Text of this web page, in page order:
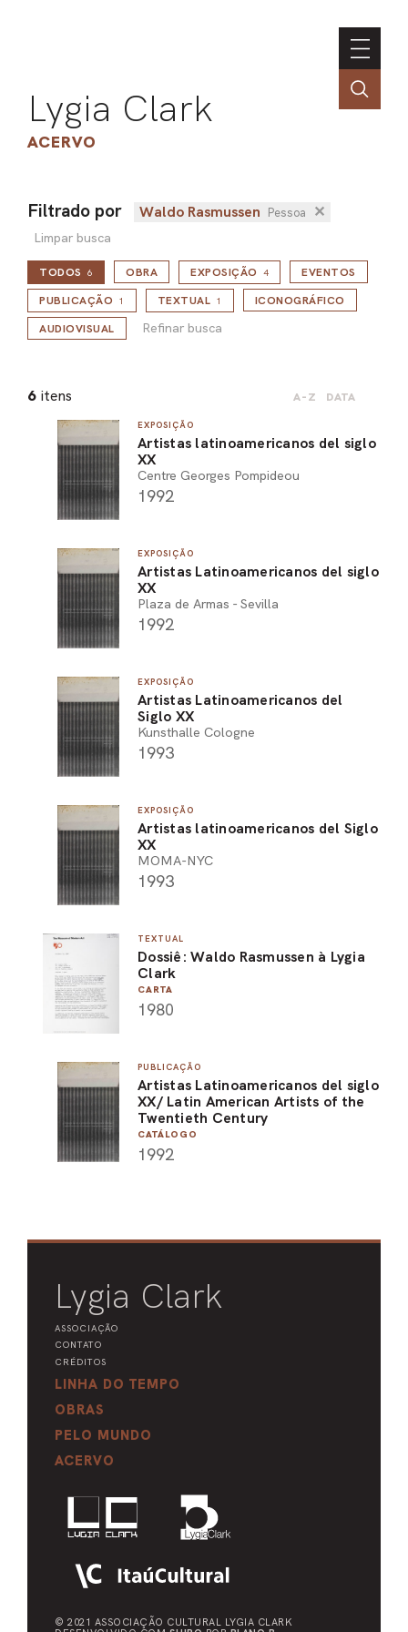
Lygia Clark
ACERVO
Filtrado por Waldo Rasmussen Pessoa ✕
Limpar busca
TODOS 6
Refinar busca
OBRA EXPOSIÇÃO 4
EVENTOS
PUBLICAÇÃO
1 TEXTUAL 1
ICONOGRÁFICO
AUDIOVISUAL
Refinar busca
6 itens A-Z DATA
EXPOSIÇÃO
Artistas latinoamericanos del siglo
XX
Centre Georges Pompideou
1992
EXPOSIÇÃO
Artistas Latinoamericanos del siglo
XX
Plaza de Armas - Sevilla
1992
EXPOSIÇÃO
Artistas Latinoamericanos del
Siglo XX
Kunsthalle Cologne
1993
EXPOSIÇÃO
Artistas latinoamericanos del Siglo
XX
MOMA-NYC
1993
TEXTUAL
Dossiê: Waldo Rasmussen à Lygia
Clark
CARTA
1980
PUBLICAÇÃO
Artistas Latinoamericanos del siglo
XX/ Latin American Artists of the
Twentieth Century
CATÁLOGO
1992
Lygia Clark
ASSOCIAÇÃO
CONTATO
CRÉDITOS
LINHA DO TEMPO
OBRAS
PELO MUNDO
ACERVO
© 2021 ASSOCIAÇÃO CULTURAL LYGIA CLARK